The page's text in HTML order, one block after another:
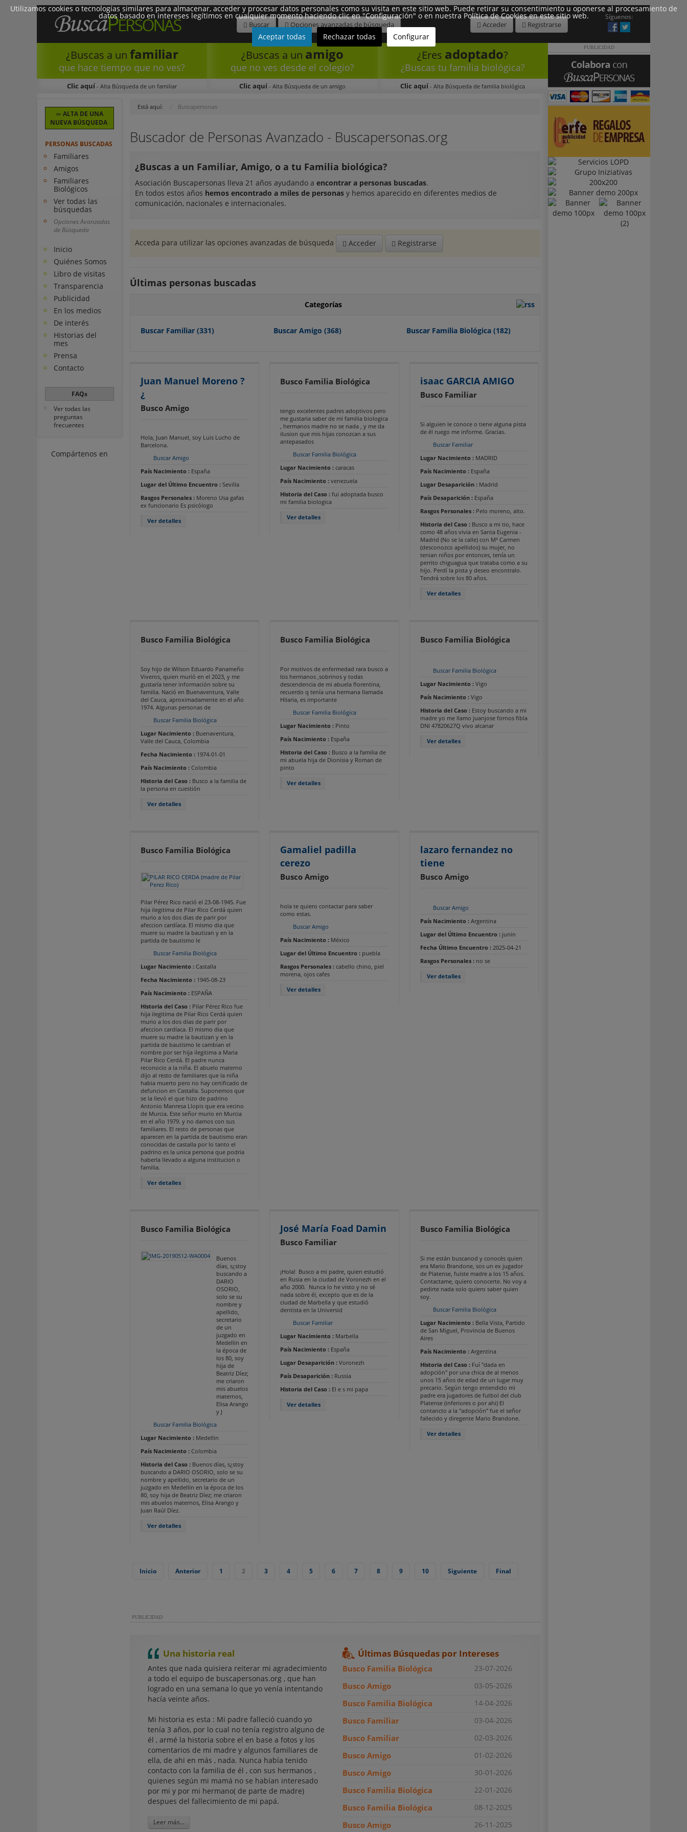
Buscar Opciones avanzadas de búsqueda Acceder Registrarse
Síguenos:
¿Buscas a un familiar
que hace tiempo que no ves?
Clic aquí- Alta Búsqueda de un familiar
¿Buscas a un amigo
que no ves desde el colegio?
Clic aquí- Alta Búsqueda de un amigo
¿Eres adoptado?
¿Buscas tu familia biológica?
Clic aquí- Alta Búsqueda de familia biológica
ALTA DE UNA
NUEVA BÚSQUEDA
PERSONAS BUSCADAS
Familiares
Amigos
Familiares
Biológicos
Ver todas las
búsquedas
Opciones Avanzadas
de Búsqueda
Inicio
Quiénes Somos
Libro de visitas
Transparencia
Publicidad
En los medios
De interés
Historias del
mes
Prensa
Contacto
FAQs
Ver todas las
preguntas
frecuentes
Compártenos en
Está aquí: Buscapersonas
Buscador de Personas Avanzado - Buscapersonas.org
¿Buscas a un Familiar, Amigo, o a tu Familia biológica?
Asociación Buscapersonas lleva 21 años ayudando a encontrar a personas buscadas.
En todos estos años hemos encontrado a miles de personasy hemos aparecido en diferentes medios de
comunicación, nacionales e internacionales.
Acceda para utilizar las opciones avanzadas de búsqueda Acceder Registrarse
Últimas personas buscadas
Categorías
Buscar Familiar (331) Buscar Amigo (368) Buscar Familia Biológica (182)
Juan Manuel Moreno ?
¿
Busco Amigo
Hola, Juan Manuel, soy Luis Lucho de
Barcelona.
Buscar Amigo
País Nacimiento : España
Lugar del Último Encuentro : Sevilla
Rasgos Personales : Moreno Usa gafas
ex funcionario Es psicólogo
Ver detalles
Busco Familia Biológica
tengo excelentes padres adoptivos pero
me gustaria saber de mi familia biologica
, hermanos madre no se nada , y me da
ilusion que mis hijas conozcan a sus
antepasados
Buscar Familia Biológica
Lugar Nacimiento :caracas
País Nacimiento :venezuela
Historia del Caso :fui adoptada busco
mi familia biologica
Ver detalles
isaac GARCIA AMIGO
Busco Familiar
Si alguien le conoce o tiene alguna pista
de él ruego me informe. Gracias.
Buscar Familiar
Lugar Nacimiento : MADRID
País Nacimiento : España
Lugar Desaparición : Madrid
País Desaparición : España
Rasgos Personales : Pelo moreno, alto.
Historia del Caso : Busco a mi tio, hace
como 48 años vivia en Santa Eugenia -
Madrid (No se la calle) con Mª Carmen
(desconozco apellidos) su mujer, no
tenian niños por entonces, tenía un
perrito chiguagua que trataba como a su
hijo. Perdí la pista y deseo encontralo.
Tendrá sobre los 80 años.
Ver detalles
Busco Familia Biológica
Soy hijo de Wilson Eduardo Panameño
Viveros, quien murió en el 2023, y me
gustaría tener información sobre su
familia. Nació en Buenaventura, Valle
del Cauca, aproximadamente en el año
1974. Algunas personas de
Buscar Familia Biológica
Lugar Nacimiento : Buenaventura,
Valle del Cauca, Colombia
Fecha Nacimiento : 1974-01-01
País Nacimiento : Colombia
Historia del Caso : Busco a la familia de
la persona en cuestión
Ver detalles
Busco Familia Biológica
Por motivos de enfermedad rara busco a
los hermanos ,sobrinos y todas
descendencia de mi abuela florentina,
recuerdo q tenía una hermana llamada
Hilaria, es importante
Buscar Familia Biológica
Lugar Nacimiento : Pinto
País Nacimiento : España
Historia del Caso : Busco a la familia de
mi abuela hija de Dionisia y Roman de
pinto
Ver detalles
Busco Familia Biológica
Buscar Familia Biológica
Lugar Nacimiento : Vigo
País Nacimiento : Vigo
Historia del Caso : Estoy buscando a mi
madre yo me llamo juanjose fornos fibla
DNI 47820627Q vivo alcanar
Ver detalles
Busco Familia Biológica
Pilar Pérez Rico nació el 23-08-1945. Fue
hija ilegitima de Pilar Rico Cerdá quien
murio a los dos dias de parir por
afeccion cardíaca. El mismo dia que
muere su madre la bautizan y en la
partida de bautismo le
Buscar Familia Biológica
Lugar Nacimiento : Castalla
Fecha Nacimiento : 1945-08-23
País Nacimiento : ESPAÑA
Historia del Caso : Pilar Pérez Rico fue
hija ilegitima de Pilar Rico Cerdá quien
murio a los dos dias de parir por
afeccion cardíaca. El mismo dia que
muere su madre la bautizan y en la
partida de bautismo le cambian el
nombre por ser hija ilegitima a Maria
Pilar Rico Cerdá. El padre nunca
reconocio a la niña. El abuelo materno
dijo al resto de familiares que la niña
habia muerto pero no hay certificado de
defuncion en Castalla. Suponemos que
se la llevó el que hizo de padrino
Antonio Manresa Llopis que era vecino
de Murcia. Este señor murio en Murcia
en el año 1979. y no damos con sus
familiares. El resto de personas que
aparecen en la partida de bautismo eran
conocidas de castalla por lo tanto el
padrino es la unica persona que podria
haberla llevado a alguna institucion o
familia.
Ver detalles
Gamaliel padilla
cerezo
Busco Amigo
hola te quiero contactar para saber
como estas.
Buscar Amigo
País Nacimiento : México
Lugar del Último Encuentro : puebla
Rasgos Personales :cabello chino, piel
morena, ojos cafes
Ver detalles
lazaro fernandez no
tiene
Busco Amigo
Buscar Amigo
País Nacimiento : Argentina
Lugar del Último Encuentro : junin
Fecha Último Encuentro : 2025-04-21
Rasgos Personales : no se
Ver detalles
Busco Familia Biológica
Buenos
días, s¿stoy
buscando a
DARIO
OSORIO,
solo se su
nombre y
apellido,
secretario
de un
juzgado en
Medellin en
la época de
los 80, soy
hija de
Beatriz Díez;
me criaron
mis abuelos
maternos,
Elisa Arango
y J
Buscar Familia Biológica
Lugar Nacimiento : Medellin
País Nacimiento : Colombia
Historia del Caso : Buenos días, s¿stoy
buscando a DARIO OSORIO, solo se su
nombre y apellido, secretario de un
juzgado en Medellin en la época de los
80, soy hija de Beatriz Díez; me criaron
mis abuelos maternos, Elisa Arango y
Juan Raúl Díez.
Ver detalles
José María Foad Damin
Busco Familiar
¡Hola! Busco a mi padre, quien estudió
en Rusia en la ciudad de Voronezh en el
año 2000. Nunca lo he visto y no sé
nada sobre él, excepto que es de la
ciudad de Marbella y que estudió
dentista en la Universid
Buscar Familiar
Lugar Nacimiento : Marbella
País Nacimiento : España
Lugar Desaparición :Voronezh
País Desaparición : Russia
Historia del Caso : El e s mi papa
Ver detalles
Busco Familia Biológica
Si me están buscanod y conocés quien
era Mario Brandone, sos un ex jugador
de Platense, fuiste madre a los 15 años.
Contactame, quiero conocerte. No voy a
pedirte nada solo quiero saber quien
soy.
Buscar Familia Biológica
Lugar Nacimiento : Bella Vista, Partido
de San Miguel, Provincia de Buenos
Aires
País Nacimiento : Argentina
Historia del Caso : Fuí "dada en
adopción" por una chica de al menos
unos 15 años de edad de un lugar muy
precario. Según tengo entendido mi
padre era jugadores de futbol del club
Platense (inferiores o por ahi) El
contancto a la "adopción" fue el señor
fallecido y diregente Mario Brandone.
Ver detalles
Inicio Anterior 1 2 3 4 5 6 7 8 9 10 Siguiente Final
PUBLICIDAD
Una historia real
Antes que nada quisiera reiterar mi agradecimiento
a todo el equipo de buscapersonas.org , que han
logrado en una semana lo que yo venía intentando
hacía veinte años.
Mi historia es esta : Mi padre falleció cuando yo
tenía 3 años, por lo cual no tenía registro alguno de
él , armé la historia sobre el en base a fotos y los
comentarios de mi madre y algunos familiares de
ella, de ahi en más , nada. Nunca había tenido
contacto con la familia de él , con sus hermanos ,
quienes según mi mamá no se habían interesado
por mi y por mi hermano( de parte de madre)
despues del fallecimiento de mi papá.
Leer más...
Últimas Búsquedas por Intereses
Busco Familia Biológica 23-07-2026
Busco Amigo 03-05-2026
Busco Familia Biológica 14-04-2026
Busco Familiar 03-04-2026
Busco Familiar 02-03-2026
Busco Amigo 01-02-2026
Busco Amigo 30-01-2026
Busco Familia Biológica 22-01-2026
Busco Familia Biológica 08-12-2025
Busco Amigo 26-11-2025
PUBLICIDAD
Utilizamos cookies o tecnologías similares para almacenar, acceder y procesar datos personales como su visita en este sitio web. Puede retirar su consentimiento u oponerse al procesamiento de
datos basado en intereses legítimos en cualquier momento haciendo clic en "Configuración" o en nuestra Política de Cookies en este sitio web.
Aceptar todas Rechazar todas Configurar